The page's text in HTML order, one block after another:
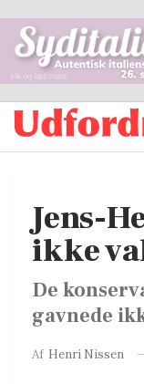
Jens-
ikke
De
gavnede
Af Henri Nissen